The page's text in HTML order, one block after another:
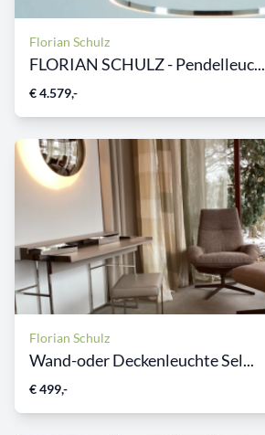
Florian Schulz
FLORIAN SCHULZ - Pendelleuc...
€ 4.579,-
Florian Schulz
Wand-oder Deckenleuchte Sel...
€ 499,-